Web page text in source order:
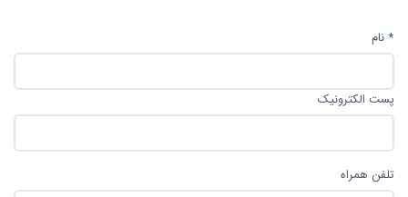
* نام
پست الکترونیک
تلفن همراه